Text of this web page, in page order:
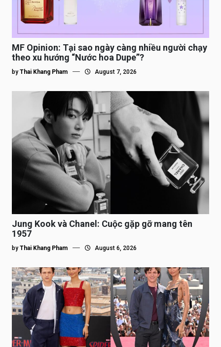
MF Opinion: Tại sao ngày càng nhiều người chạy
theo xu hướng “Nước hoa Dupe”?
by Thai Khang Pham August 7, 2026
Jung Kook và Chanel: Cuộc gặp gỡ mang tên
1957
by Thai Khang Pham August 6, 2026